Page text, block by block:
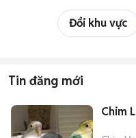
Đổi khu vực
Tin đăng mới
Chim